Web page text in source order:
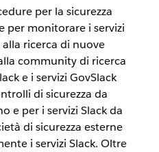
per la sicurezza
per monitorare i servizi
alla ricerca di nuove
community di ricerca
e i servizi GovSlack
di sicurezza da
e per i servizi Slack da
di sicurezza esterne
i servizi Slack. Oltre